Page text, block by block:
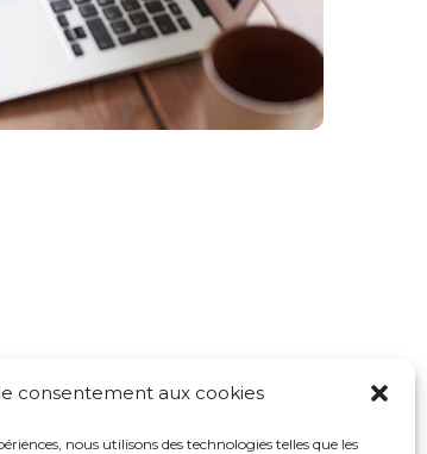
consentement aux cookies
nous utilisons des technologies telles que les